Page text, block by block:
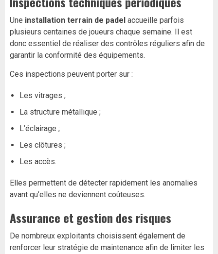
Une installation terrain de padel accueille parfois
plusieurs centaines de joueurs chaque semaine. Il est
donc essentiel de réaliser des contrôles réguliers afin de
garantir la conformité des équipements.
Ces inspections peuvent porter sur :
Les vitrages ;
La structure métallique ;
L’éclairage ;
Les clôtures ;
Les accès.
Elles permettent de détecter rapidement les anomalies
avant qu’elles ne deviennent coûteuses.
Assurance et gestion des risques
De nombreux exploitants choisissent également de
renforcer leur stratégie de maintenance afin de limiter les